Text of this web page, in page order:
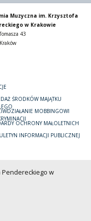
Muzyczna im. Krzysztofa
w Krakowie
43
ŚRODKÓW MAJĄTKU
MOBBINGOWI
OCHRONY MAŁOLETNICH
INFORMACJI PUBLICZNEJ
Pendereckiego w